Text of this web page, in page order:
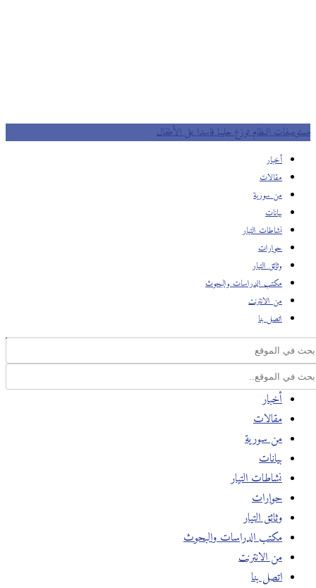
مستوصفات النظام توزع حليبا فاسدا على الأطفال
أخبار
مقالات
من سورية
بيانات
نشاطات التيار
حوارات
وثائق التيار
مكتب الدراسات والبحوث
من الانترنت
اتصل بنا
أخبار
مقالات
من سورية
بيانات
نشاطات التيار
حوارات
وثائق التيار
مكتب الدراسات والبحوث
من الانترنت
اتصل بنا